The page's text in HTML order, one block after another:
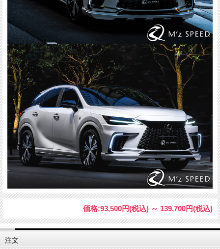
価格:93,500円(税込) ～ 139,700円(税込)
注文